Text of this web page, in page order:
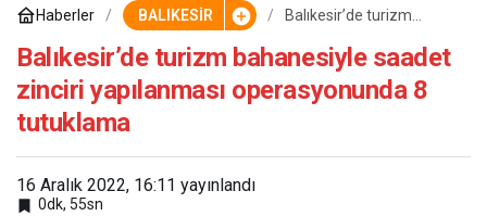
Haberler BALIKESİR
Balıkesir’de turizm
zinciri yapılanması
operasyonunda 8
tutuklama
Balıkesir’de turizm bahanesiyle saadet
zinciri yapılanması operasyonunda 8
tutuklama
16 Aralık 2022, 16:11 yayınlandı
0dk, 55sn